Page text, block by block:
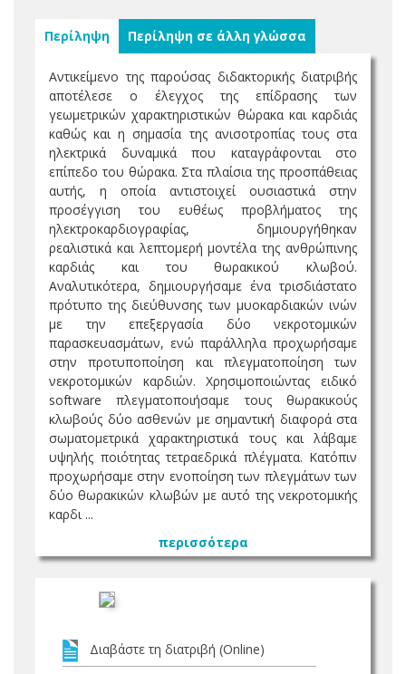
Περίληψη Περίληψη σε άλλη γλώσσα
Αντικείμενο της παρούσας διδακτορικής διατριβής
αποτέλεσε ο έλεγχος της επίδρασης των
γεωμετρικών χαρακτηριστικών θώρακα και καρδιάς
καθώς και η σημασία της ανισοτροπίας τους στα
ηλεκτρικά δυναμικά που καταγράφονται στο
επίπεδο του θώρακα. Στα πλαίσια της προσπάθειας
αυτής, η οποία αντιστοιχεί ουσιαστικά στην
προσέγγιση του ευθέως προβλήματος της
ηλεκτροκαρδιογραφίας, δημιουργήθηκαν
ρεαλιστικά και λεπτομερή μοντέλα της ανθρώπινης
καρδιάς και του θωρακικού κλωβού.
Αναλυτικότερα, δημιουργήσαμε ένα τρισδιάστατο
πρότυπο της διεύθυνσης των μυοκαρδιακών ινών
με την επεξεργασία δύο νεκροτομικών
παρασκευασμάτων, ενώ παράλληλα προχωρήσαμε
στην προτυποποίηση και πλεγματοποίηση των
νεκροτομικών καρδιών. Χρησιμοποιώντας ειδικό
software πλεγματοποιήσαμε τους θωρακικούς
κλωβούς δύο ασθενών με σημαντική διαφορά στα
σωματομετρικά χαρακτηριστικά τους και λάβαμε
υψηλής ποιότητας τετραεδρικά πλέγματα. Κατόπιν
προχωρήσαμε στην ενοποίηση των πλεγμάτων των
δύο θωρακικών κλωβών με αυτό της νεκροτομικής
καρδι ...
περισσότερα
Διαβάστε τη διατριβή (Online)